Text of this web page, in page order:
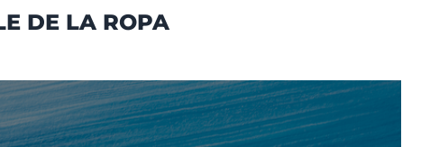
DE LA ROPA